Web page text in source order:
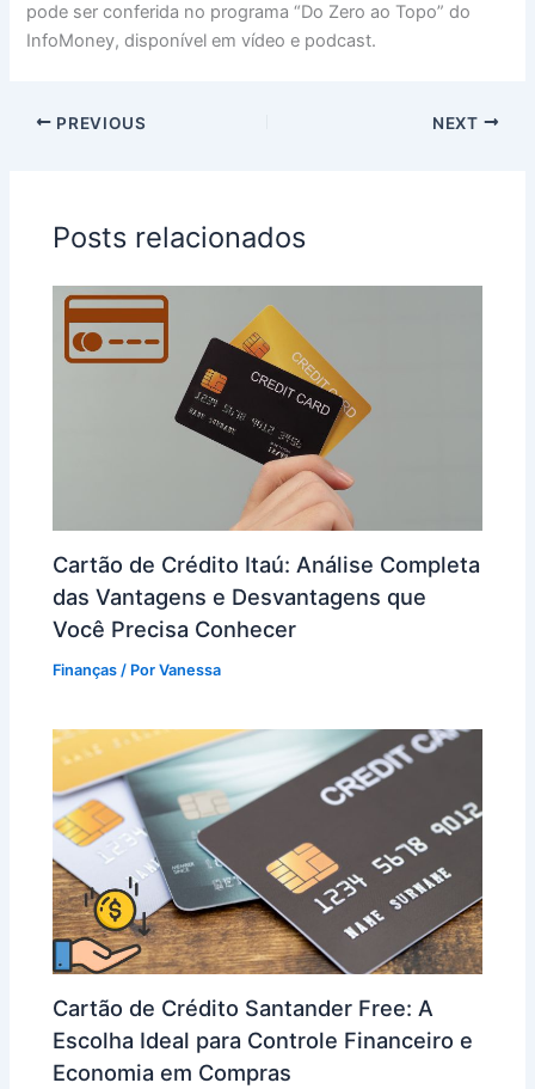
pode ser conferida no programa “Do Zero ao Topo” do
InfoMoney, disponível em vídeo e podcast.
PREVIOUS NEXT
Posts relacionados
Cartão de Crédito Itaú: Análise Completa
das Vantagens e Desvantagens que
Você Precisa Conhecer
Finanças / PorVanessa
Cartão de Crédito Santander Free: A
Escolha Ideal para Controle Financeiro e
Economia em Compras